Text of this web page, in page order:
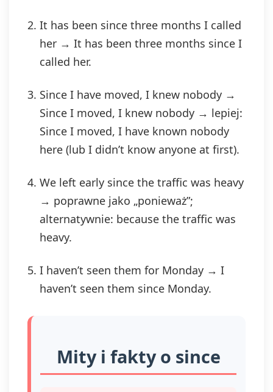
It has been since three months I called
her → It has been three months since I
called her.
Since I have moved, I knew nobody →
Since I moved, I knew nobody → lepiej:
Since I moved, I have known nobody
here (lub I didn’t know anyone at first).
We left early since the traffic was heavy
→ poprawne jako „ponieważ”;
alternatywnie: because the traffic was
heavy.
I haven’t seen them for Monday → I
haven’t seen them since Monday.
Mity i fakty o since